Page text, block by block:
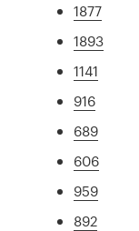
1877
1893
1141
916
689
606
959
892